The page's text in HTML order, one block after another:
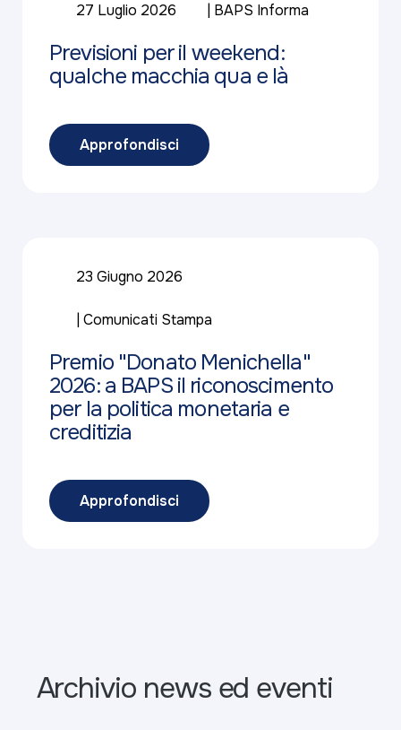
27 Luglio 2026 BAPS Informa
Previsioni per il weekend:
qualche macchia qua e là
Approfondisci
23 Giugno 2026
Comunicati Stampa
Premio "Donato Menichella"
2026: a BAPS il riconoscimento
per la politica monetaria e
creditizia
Approfondisci
Archivio news ed eventi